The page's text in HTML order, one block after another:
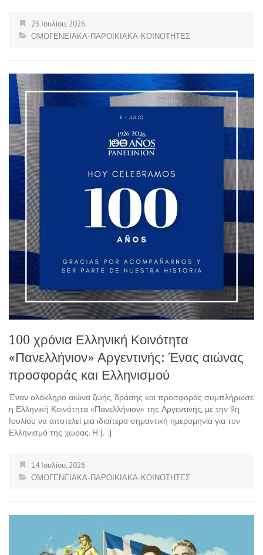
23 Ιουλίου, 2026
ΟΜΟΓΕΝΕΙΑΚΑ-ΠΑΡΟΙΚΙΑΚΑ-ΚΟΙΝΟΤΗΤΕΣ
100 χρόνια Ελληνική Κοινότητα
«Πανελλήνιον» Αργεντινής: Ένας αιώνας
προσφοράς και Ελληνισμού
Έναν ολόκληρο αιώνα ζωής, δράσης και προσφοράς συμπλήρωσε
η Ελληνική Κοινότητα «Πανελλήνιον» της Αργεντινής, με την 9η
Ιουλίου να αποτελεί μια ιδιαίτερα σημαντική ημερομηνία για τον
Ελληνισμό της χώρας. Η […]
14 Ιουλίου, 2026
ΟΜΟΓΕΝΕΙΑΚΑ-ΠΑΡΟΙΚΙΑΚΑ-ΚΟΙΝΟΤΗΤΕΣ